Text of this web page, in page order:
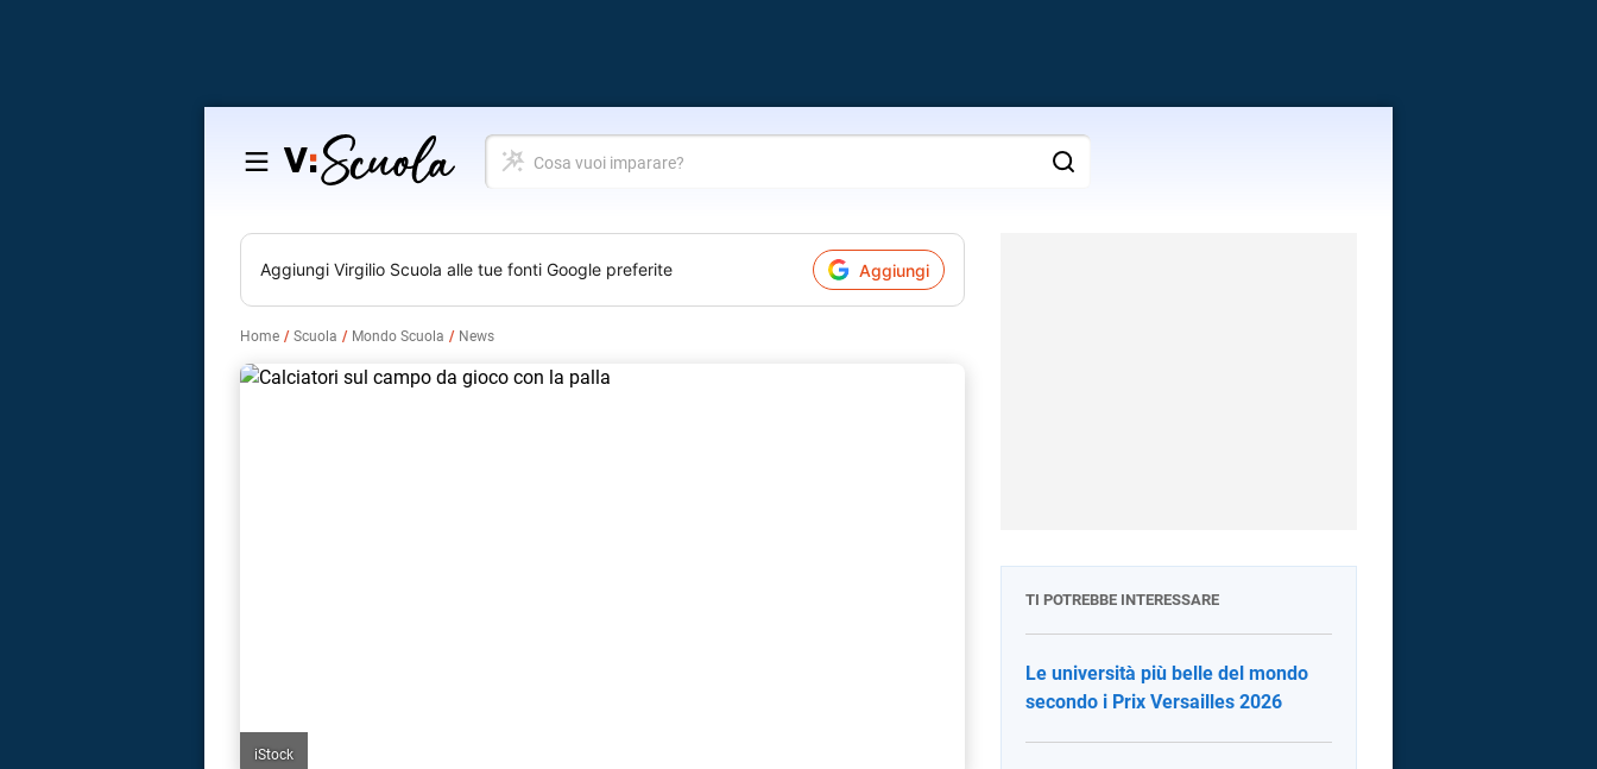
Salta
contenuto
Cosa
vuoi
Aggiungi Virgilio Scuola alle tue fonti Google preferite Aggiungi
Home Scuola Mondo Scuola News
iStock
TI POTREBBE INTERESSARE
Le università più belle del mondo
secondo i Prix Versailles 2026